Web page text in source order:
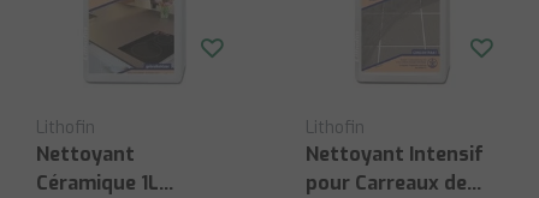
Lithofin
Nettoyant
Céramique 1L
Lithofin
Nettoyant Intensif
pour Carreaux de